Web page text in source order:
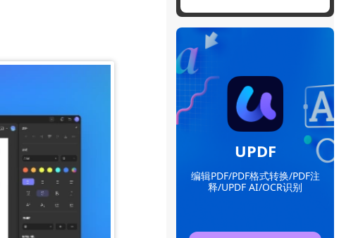
UPDF
编辑PDF/PDF格式转换/PDF注
释/UPDF AI/OCR识别